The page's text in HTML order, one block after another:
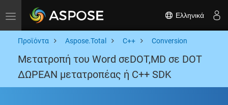
Toggle navigation Ελληνικά
Προϊόντα Aspose.Total C++ Conversion
Μετατροπή του Word σεDOT,MD σε DOT
ΔΩΡΕΑΝ μετατροπέας ή C++ SDK